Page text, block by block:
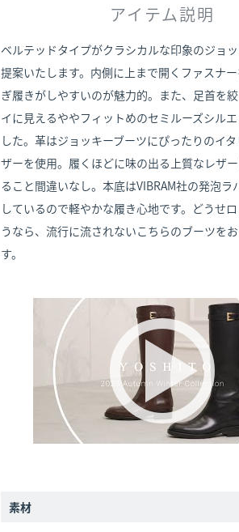
アイテム説明
ベルテッドタイプがクラシカルな印象のジョ
提案いたします。内側に上まで開くファスナ
ぎ履きがしやすいのが魅力的。また、足首を
イに見えるややフィットめのセミルーズシル
した。革はジョッキーブーツにぴったりのイ
ザーを使用。履くほどに味の出る上質なレザ
ること間違いなし。本底はVIBRAM社の発泡ラ
しているので軽やかな履き心地です。どうせ
うなら、流行に流されないこちらのブーツを
す。
素材